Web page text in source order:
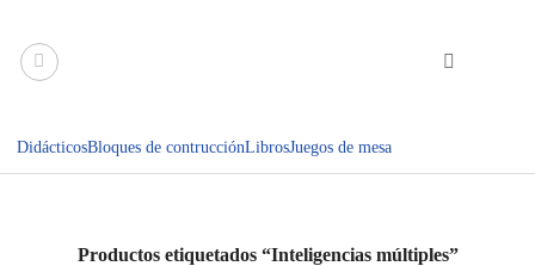
contenido
DidácticosBloques de contrucciónLibrosJuegos de mesa
Productos etiquetados “Inteligencias múltiples”